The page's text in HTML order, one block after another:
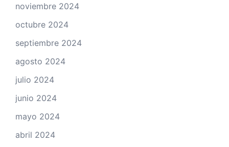
noviembre 2024
octubre 2024
septiembre 2024
agosto 2024
julio 2024
junio 2024
mayo 2024
abril 2024